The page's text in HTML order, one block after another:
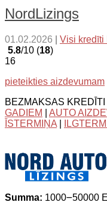
NordLizings
01.02.2026 Visi kredīti
5.8/10 (18)
16
pieteikties aizdevumam
BEZMAKSAS KREDĪTI
GADIEM
AUTO
ĪSTERMIŅA
Summa: 1000౼50000